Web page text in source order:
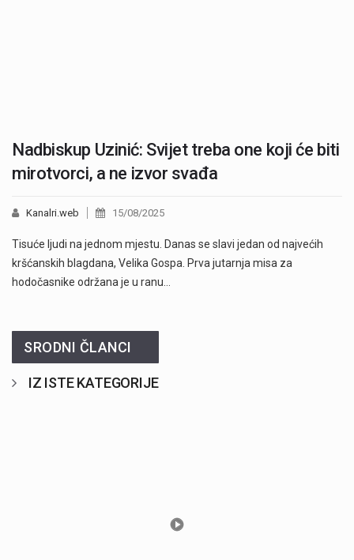
Nadbiskup Uzinić: Svijet treba one koji će biti
mirotvorci, a ne izvor svađa
Kanalri.web 15/08/2025
Tisuće ljudi na jednom mjestu. Danas se slavi jedan od najvećih
kršćanskih blagdana, Velika Gospa. Prva jutarnja misa za
hodočasnike održana je u ranu…
SRODNI ČLANCI
IZ ISTE KATEGORIJE